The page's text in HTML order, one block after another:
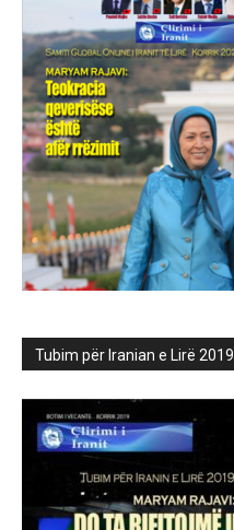
Tubim për Iranian e Lirë 2019